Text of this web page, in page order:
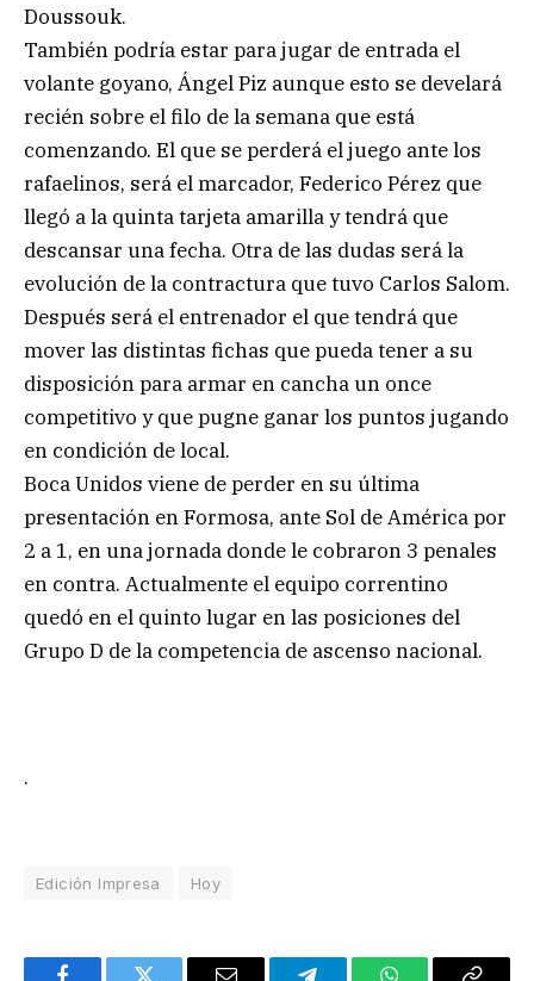
Doussouk.
También podría estar para jugar de entrada el
volante goyano, Ángel Piz aunque esto se develará
recién sobre el filo de la semana que está
comenzando. El que se perderá el juego ante los
rafaelinos, será el marcador, Federico Pérez que
llegó a la quinta tarjeta amarilla y tendrá que
descansar una fecha. Otra de las dudas será la
evolución de la contractura que tuvo Carlos Salom.
Después será el entrenador el que tendrá que
mover las distintas fichas que pueda tener a su
disposición para armar en cancha un once
competitivo y que pugne ganar los puntos jugando
en condición de local.
Boca Unidos viene de perder en su última
presentación en Formosa, ante Sol de América por
2 a 1, en una jornada donde le cobraron 3 penales
en contra. Actualmente el equipo correntino
quedó en el quinto lugar en las posiciones del
Grupo D de la competencia de ascenso nacional.
.
Edición Impresa Hoy